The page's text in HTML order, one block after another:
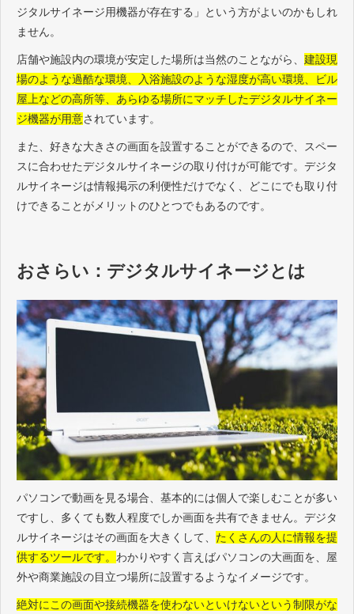
ジタルサイネージ用機器が存在する」という方がよいのかもしれ
ません。
店舗や施設内の環境が安定した場所は当然のことながら、 建設現
場のような過酷な環境、入浴施設のような湿度が高い環境、ビル
屋上などの高所等、あらゆる場所にマッチしたデジタルサイネー
ジ機器が用意されています。
また、好きな大きさの画面を設置することができるので、スペー
スに合わせたデジタルサイネージの取り付けが可能です。デジタ
ルサイネージは情報掲示の利便性だけでなく、どこにでも取り付
けできることがメリットのひとつでもあるのです。
おさらい：デジタルサイネージとは
パソコンで動画を見る場合、基本的には個人で楽しむことが多い
ですし、多くても数人程度でしか画面を共有できません。デジタ
ルサイネージはその画面を大きくして、 たくさんの人に情報を提
供するツールです。 わかりやすく言えばパソコンの大画面を、屋
外や商業施設の目立つ場所に設置するようなイメージです。
絶対にこの画面や接続機器を使わないといけないという制限がな